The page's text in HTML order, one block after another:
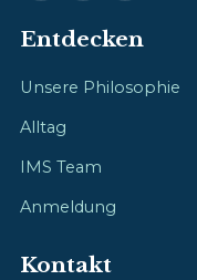
Entdecken
Unsere Philosophie
Alltag
IMS Team
Anmeldung
Kontakt